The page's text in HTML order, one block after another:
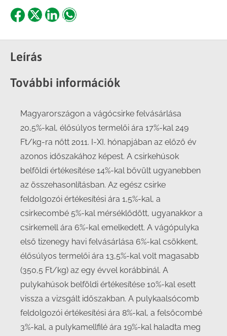
Share
Facebook
Share
X
ShareShare
Leírás
További információk
Magyarországon a vágócsirke felvásárlása
20,5%-kal, élősúlyos termelői ára 17%-kal 249
Ft/kg-ra nőtt 2011. I-XI. hónapjában az előző év
azonos időszakához képest. A csirkehúsok
belföldi értékesítése 14%-kal bővült ugyanebben
az összehasonlításban. Az egész csirke
feldolgozói értékesítési ára 1,5%-kal, a
csirkecombé 5%-kal mérséklődött, ugyanakkor a
csirkemell ára 6%-kal emelkedett. A vágópulyka
első tizenegy havi felvásárlása 6%-kal csökkent,
élősúlyos termelői ára 13,5%-kal volt magasabb
(350,5 Ft/kg) az egy évvel korábbinál. A
pulykahúsok belföldi értékesítése 10%-kal esett
vissza a vizsgált időszakban. A pulykaalsócomb
feldolgozói értékesítési ára 8%-kal, a felsőcombé
3%-kal, a pulykamellfilé ára 19%-kal haladta meg